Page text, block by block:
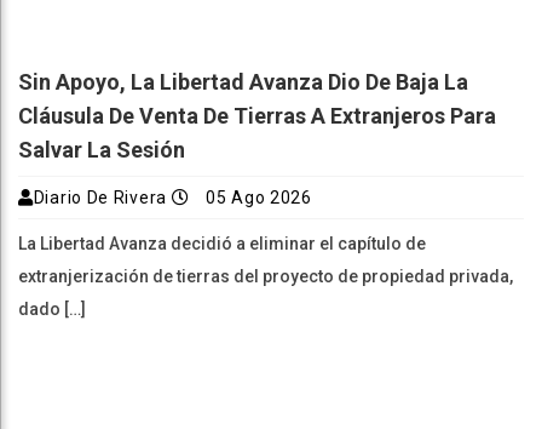
Sin Apoyo, La Libertad Avanza Dio De Baja La
Cláusula De Venta De Tierras A Extranjeros Para
Salvar La Sesión
Diario De Rivera 05 Ago 2026
La Libertad Avanza decidió a eliminar el capítulo de
extranjerización de tierras del proyecto de propiedad privada,
dado […]